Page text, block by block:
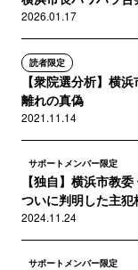
2026.01.17
読者限定
【衆院選分析】横
離れの真偽
2021.11.14
サポートメンバー限定
【独自】横浜市教
ついに判明した主犯
2024.11.24
サポートメンバー限定